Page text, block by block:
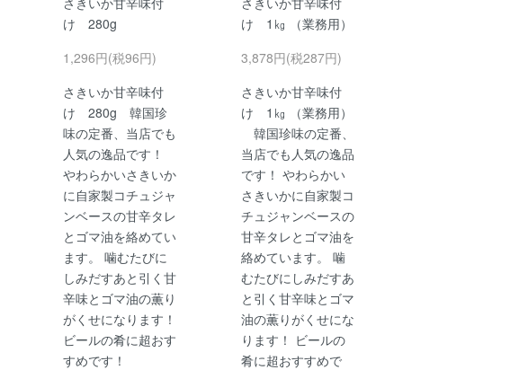
け 280g
1,296円(税96円)
さきいか甘辛味付
け 280g 韓国珍
味の定番、当店でも
人気の逸品です！
やわらかいさきいか
に自家製コチュジャ
ンベースの甘辛タレ
とゴマ油を絡めてい
ます。 噛むたびに
しみだすあと引く甘
辛味とゴマ油の薫り
がくせになります！
ビールの肴に超おす
すめです！
け 1㎏ （業務用）
3,878円(税287円)
さきいか甘辛味付
け 1㎏ （業務用）
韓国珍味の定番、
当店でも人気の逸品
です！ やわらかい
さきいかに自家製コ
チュジャンベースの
甘辛タレとゴマ油を
絡めています。 噛
むたびにしみだすあ
と引く甘辛味とゴマ
油の薫りがくせにな
ります！ ビールの
肴に超おすすめで